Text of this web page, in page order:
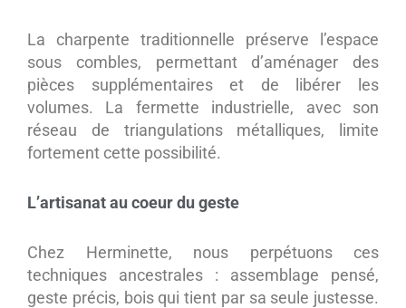
La charpente traditionnelle préserve l’espace
sous combles, permettant d’aménager des
pièces supplémentaires et de libérer les
volumes. La fermette industrielle, avec son
réseau de triangulations métalliques, limite
fortement cette possibilité.
L’artisanat au coeur du geste
Chez Herminette, nous perpétuons ces
techniques ancestrales : assemblage pensé,
geste précis, bois qui tient par sa seule justesse.